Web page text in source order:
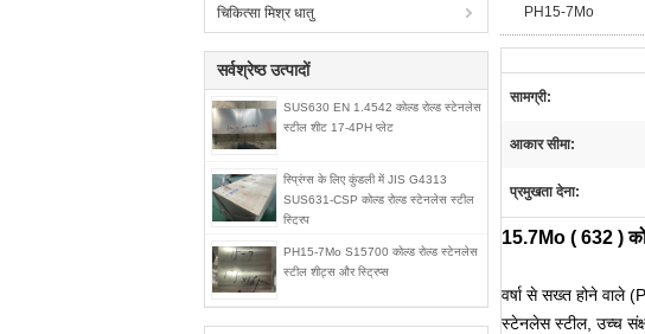
चिकित्सा मिश्र धातु
सर्वश्रेष्ठ उत्पादों
SUS630 EN 1.4542 कोल्ड रोल्ड स्टेनलेस
स्टील शीट 17-4PH प्लेट
स्प्रिंग्स के लिए कुंडली में JIS G4313
SUS631-CSP कोल्ड रोल्ड स्टेनलेस स्टील
स्ट्रिप
PH15-7Mo S15700 कोल्ड रोल्ड स्टेनलेस
स्टील शीट्स और स्ट्रिप्स
PH15-7Mo
सामग्री:
आकार सीमा:
प्रमुखता देना:
15.7Mo ( 632 )
वर्षा से सख्त होने वाले
स्टेनलेस स्टील, उच्च